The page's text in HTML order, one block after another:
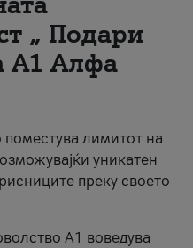
„ Подари
А1 Алфа
лимитот на
уникатен
преку своето
А1 воведува